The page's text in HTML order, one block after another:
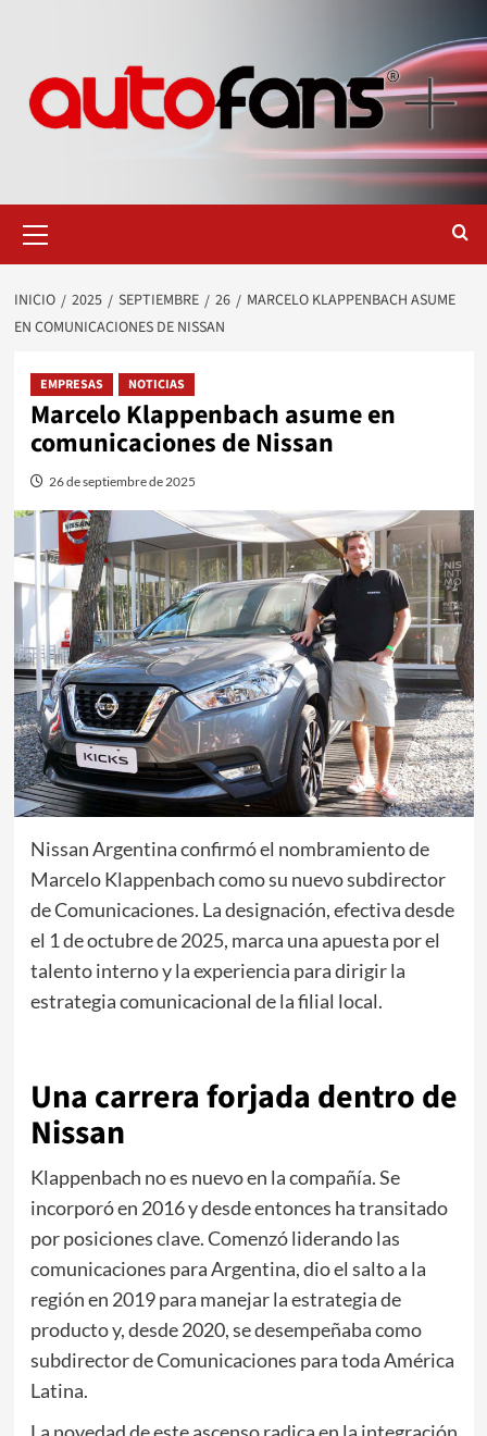
primario
INICIO 2025 SEPTIEMBRE 26
MARCELO KLAPPENBACH ASUME
EN COMUNICACIONES DE NISSAN
EMPRESAS NOTICIAS
Marcelo Klappenbach asume en
comunicaciones de Nissan
26 de septiembre de 2025
Nissan Argentina confirmó el nombramiento de
Marcelo Klappenbach como su nuevo subdirector
de Comunicaciones. La designación, efectiva desde
el 1 de octubre de 2025, marca una apuesta por el
talento interno y la experiencia para dirigir la
estrategia comunicacional de la filial local.
Una carrera forjada dentro de
Nissan
Klappenbach no es nuevo en la compañía. Se
incorporó en 2016 y desde entonces ha transitado
por posiciones clave. Comenzó liderando las
comunicaciones para Argentina, dio el salto a la
región en 2019 para manejar la estrategia de
producto y, desde 2020, se desempeñaba como
subdirector de Comunicaciones para toda América
Latina.
La novedad de este ascenso radica en la integración